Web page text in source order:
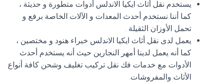
يستخدم نقل أثاث ايكيا الاندلس أدوات متطورة و حديثة ،
كما أننا نستخدم أحدث المعدات و الآلات الخاصة برفع و
تحمل الأوزان الثقيلة .
يعمل لدى نقل أثاث ايكيا الاندلس خبراء هنود و مختصين ،
كما أنه يعمل لدينا أمهر النجارين حيث أنه يستخدم أحدث
الأدوات مع خدمات فك نقل تركيب تغليف وشحن كافة أنواع
الأثاث والمفروشات.